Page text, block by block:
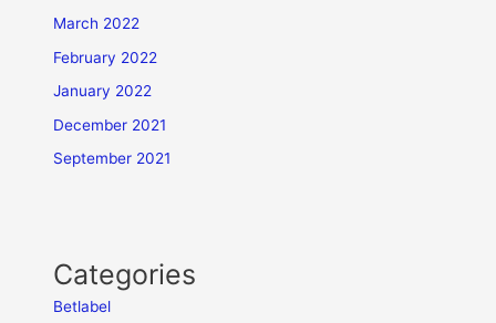
March 2022
February 2022
January 2022
December 2021
September 2021
Categories
Betlabel